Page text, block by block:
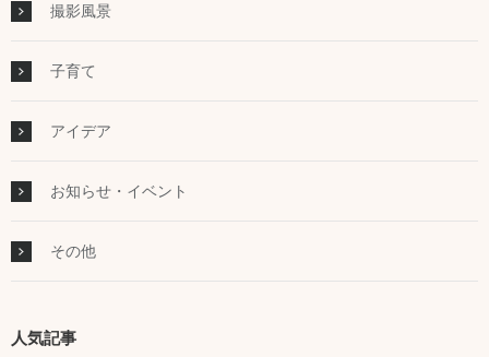
撮影風景
子育て
アイデア
お知らせ・イベント
その他
人気記事